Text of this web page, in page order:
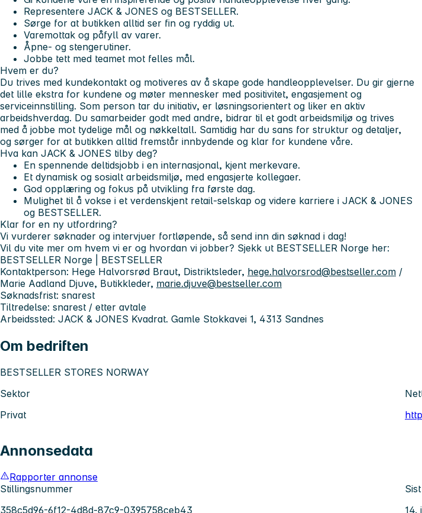
Representere JACK & JONES og BESTSELLER.
Sørge for at butikken alltid ser fin og ryddig ut.
Varemottak og påfyll av varer.
Åpne- og stengerutiner.
Jobbe tett med teamet mot felles mål.
Hvem er du?
Du trives med kundekontakt og motiveres av å skape gode handleopplevelser. Du gir gjerne
det lille ekstra for kundene og møter mennesker med positivitet, engasjement og
serviceinnstilling. Som person tar du initiativ, er løsningsorientert og liker en aktiv
arbeidshverdag. Du samarbeider godt med andre, bidrar til et godt arbeidsmiljø og trives
med å jobbe mot tydelige mål og nøkkeltall. Samtidig har du sans for struktur og detaljer,
og sørger for at butikken alltid fremstår innbydende og klar for kundene våre.
Hva kan JACK & JONES tilby deg?
En spennende deltidsjobb i en internasjonal, kjent merkevare.
Et dynamisk og sosialt arbeidsmiljø, med engasjerte kollegaer.
God opplæring og fokus på utvikling fra første dag.
Mulighet til å vokse i et verdenskjent retail-selskap og videre karriere i JACK & JONES
og BESTSELLER.
Klar for en ny utfordring?
Vi vurderer søknader og intervjuer fortløpende, så send inn din søknad i dag!
Vil du vite mer om hvem vi er og hvordan vi jobber? Sjekk ut BESTSELLER Norge her:
BESTSELLER Norge | BESTSELLER
Kontaktperson: Hege Halvorsrød Braut, Distriktsleder, hege.halvorsrod@bestseller.com /
Marie Aadland Djuve, Butikkleder, marie.djuve@bestseller.com
Søknadsfrist: snarest
Tiltredelse: snarest / etter avtale
Arbeidssted: JACK & JONES Kvadrat. Gamle Stokkavei 1, 4313 Sandnes
Om bedriften
BESTSELLER STORES NORWAY
Sektor
Privat
Annonsedata
Rapporter annonse
Stillingsnummer
358c5d96-6f12-4d8d-87c9-0395758ceb43
14.